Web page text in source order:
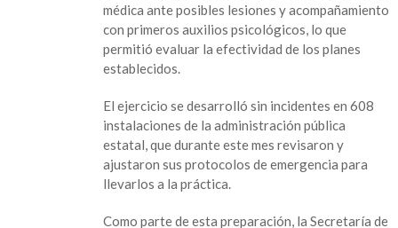
médica ante posibles lesiones y acompañamiento
con primeros auxilios psicológicos, lo que
permitió evaluar la efectividad de los planes
establecidos.
El ejercicio se desarrolló sin incidentes en 608
instalaciones de la administración pública
estatal, que durante este mes revisaron y
ajustaron sus protocolos de emergencia para
llevarlos a la práctica.
Como parte de esta preparación, la Secretaría de